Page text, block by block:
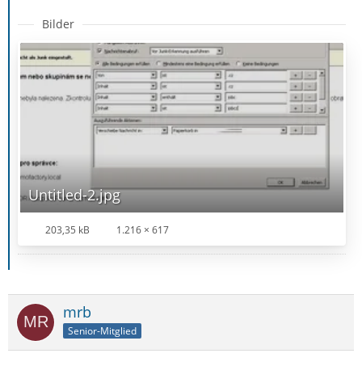
Bilder
Untitled-2.jpg
203,35 kB 1.216 × 617
mrb
Senior-Mitglied